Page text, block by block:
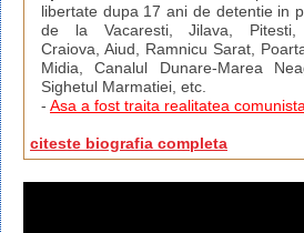
libertate dupa 17 ani de detentie in
de la Vacaresti, Jilava, Pitesti,
Craiova, Aiud, Ramnicu Sarat,
Midia, Canalul Dunare-Marea
Sighetul Marmatiei, etc.
- Asa a fost traita realitatea comunista
citeste biografia completa